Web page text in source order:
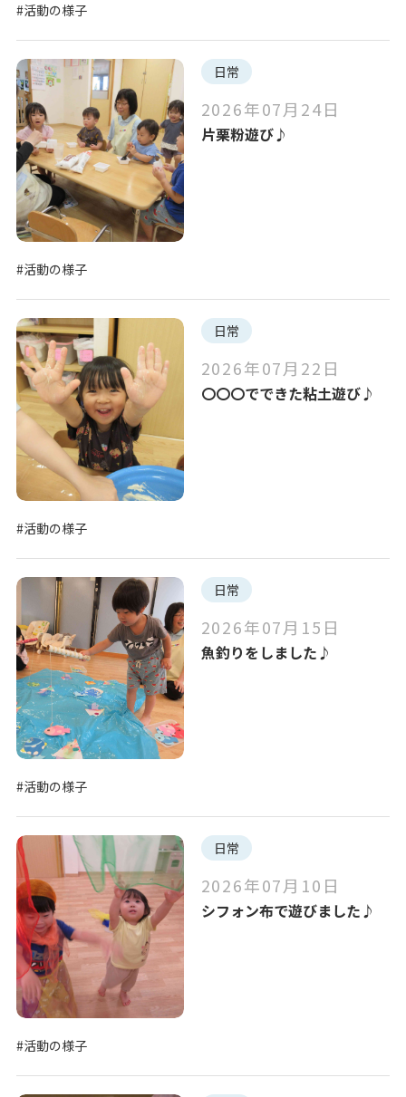
#活動の様子
日常
2026年07月24日
片栗粉遊び♪
#活動の様子
日常
2026年07月22日
〇〇〇でできた粘土遊び♪
#活動の様子
日常
2026年07月15日
魚釣りをしました♪
#活動の様子
日常
2026年07月10日
シフォン布で遊びました♪
#活動の様子